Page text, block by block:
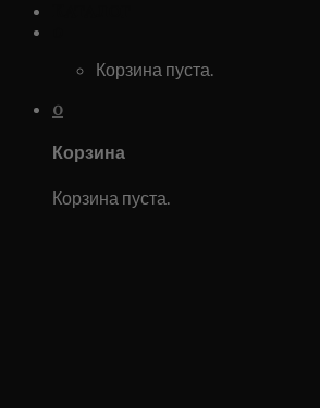
Корзина пуста.
0
Корзина
Корзина пуста.